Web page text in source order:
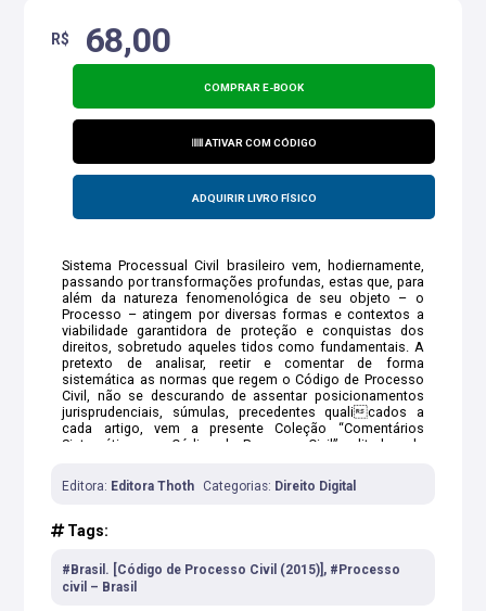
R$ 68,00
COMPRAR E-BOOK
ATIVAR COM CÓDIGO
ADQUIRIR LIVRO FÍSICO
Sistema Processual Civil brasileiro vem, hodiernamente,
passando por transformações profundas, estas que, para
além da natureza fenomenológica de seu objeto – o
Processo – atingem por diversas formas e contextos a
viabilidade garantidora de proteção e conquistas dos
direitos, sobretudo aqueles tidos como fundamentais. A
pretexto de analisar, reetir e comentar de forma
sistemática as normas que regem o Código de Processo
Civil, não se descurando de assentar posicionamentos
jurisprudenciais, súmulas, precedentes qualicados a
cada artigo, vem a presente Coleção “Comentários
Sistemáticos ao Código de Processo Civil”, editada pela
para a reexão crítica do Processo Civil dos nossos
tempos, permitindo ao leitor, seja ele, Estudante,
outros, estudar por fonte segura e reexiva, a partir de um
rol de Processualistas da maior qualidade e competência,
convocados por sua área do saber, a tecer comentários
de índole dogma e pragmática por todos os 1.072 artigos
que compõem o CPC/2015. Permite-se assim, a uma só
Editora: Editora Thoth Categorias: Direito Digital
Tags:
#Brasil. [Código de Processo Civil (2015)], #Processo
civil – Brasil